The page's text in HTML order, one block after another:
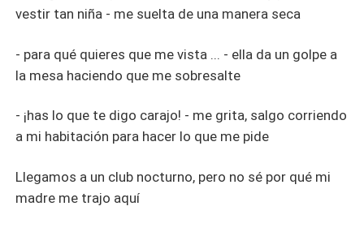
vestir tan niña - me suelta de una manera seca
- para qué quieres que me vista ... - ella da un golpe a
la mesa haciendo que me sobresalte
- ¡has lo que te digo carajo! - me grita, salgo corriendo
a mi habitación para hacer lo que me pide
Llegamos a un club nocturno, pero no sé por qué mi
madre me trajo aquí